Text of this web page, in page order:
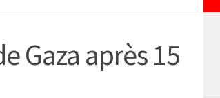
Gaza après 15